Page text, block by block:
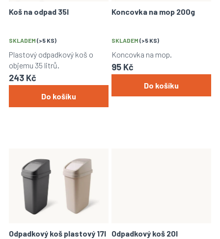
Koš na odpad 35l
SKLADEM (>5 KS)
243 Kč
Do košíku
Plastový odpadkový koš o
objemu 35 litrů.
Koncovka na mop 200g
SKLADEM (>5 KS)
95 Kč
Do košíku
Koncovka na mop.
Odpadkový koš plastový 17l Odpadkový koš 20l